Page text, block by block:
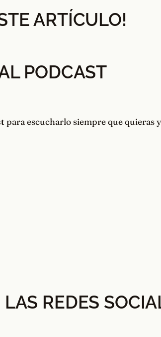
ARTÍCULO!
PODCAST
para escucharlo siempre que quieras
REDES